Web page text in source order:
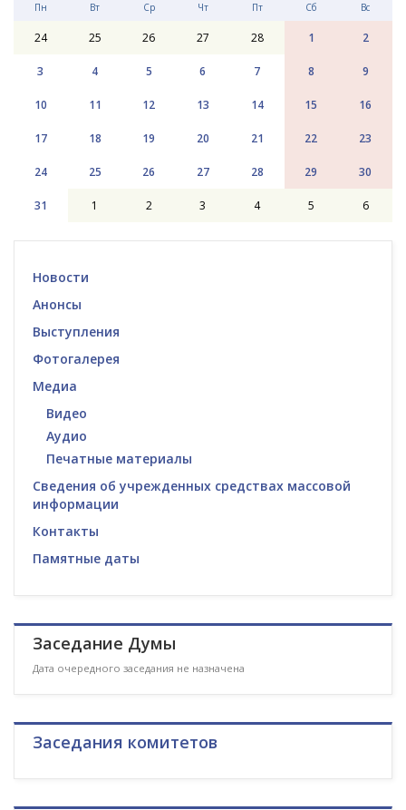
Пн Вт Ср Чт Пт Сб Вс
24 25 26 27 28 1 2
3 4 5 6 7 8 9
10 11 12 13 14 15 16
17 18 19 20 21 22 23
24 25 26 27 28 29 30
31 1 2 3 4 5 6
Новости
Анонсы
Выступления
Фотогалерея
Медиа
Видео
Аудио
Печатные материалы
Сведения об учрежденных средствах массовой
информации
Контакты
Памятные даты
Заседание Думы
Дата очередного заседания не назначена
Заседания комитетов